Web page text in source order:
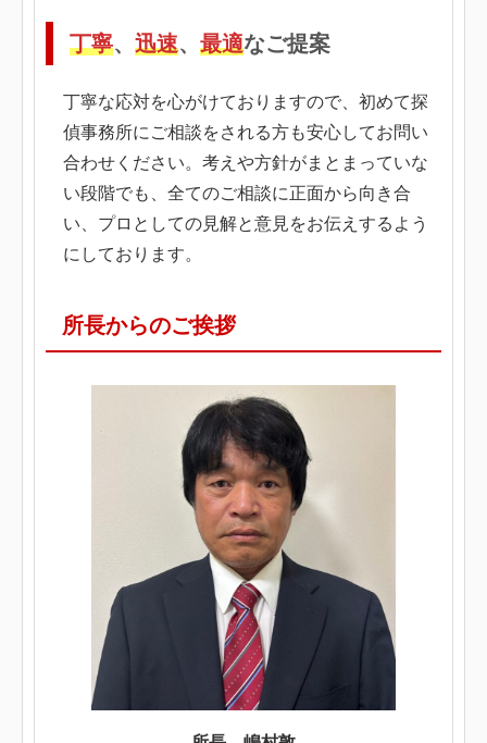
丁寧、 迅速、 最適なご提案
丁寧な応対を心がけておりますので、初めて探
偵事務所にご相談をされる方も安心してお問い
合わせください。考えや方針がまとまっていな
い段階でも、全てのご相談に正面から向き合
い、プロとしての見解と意見をお伝えするよう
にしております。
所長からのご挨拶